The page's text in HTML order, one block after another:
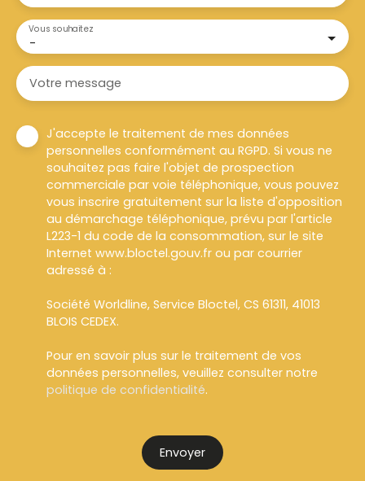
-
Vous souhaitez
Votre message
J'accepte le traitement de mes données
personnelles conformément au RGPD. Si vous ne
souhaitez pas faire l'objet de prospection
commerciale par voie téléphonique, vous pouvez
vous inscrire gratuitement sur la liste d'opposition
au démarchage téléphonique, prévu par l'article
L223-1 du code de la consommation, sur le site
Internet www.bloctel.gouv.fr ou par courrier
adressé à :
Société Worldline, Service Bloctel, CS 61311, 41013
BLOIS CEDEX.
Pour en savoir plus sur le traitement de vos
données personnelles, veuillez consulter notre
politique de confidentialité.
Envoyer